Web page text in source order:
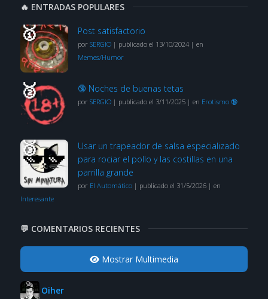
🔥 ENTRADAS POPULARES
Post satisfactorio
por SERGIO| publicado el 13/10/2024| en
Memes/Humor
🔞 Noches de buenas tetas
por SERGIO| publicado el 3/11/2025| en Erotismo 🔞
Usar un trapeador de salsa especializado
para rociar el pollo y las costillas en una
parrilla grande
por El Automático| publicado el 31/5/2026| en
Interesante
💬 COMENTARIOS RECIENTES
Mostrar Multimedia
Oiher